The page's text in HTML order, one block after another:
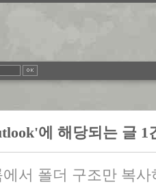
에 해당되는 글 1
에서 폴더 구조만 복사